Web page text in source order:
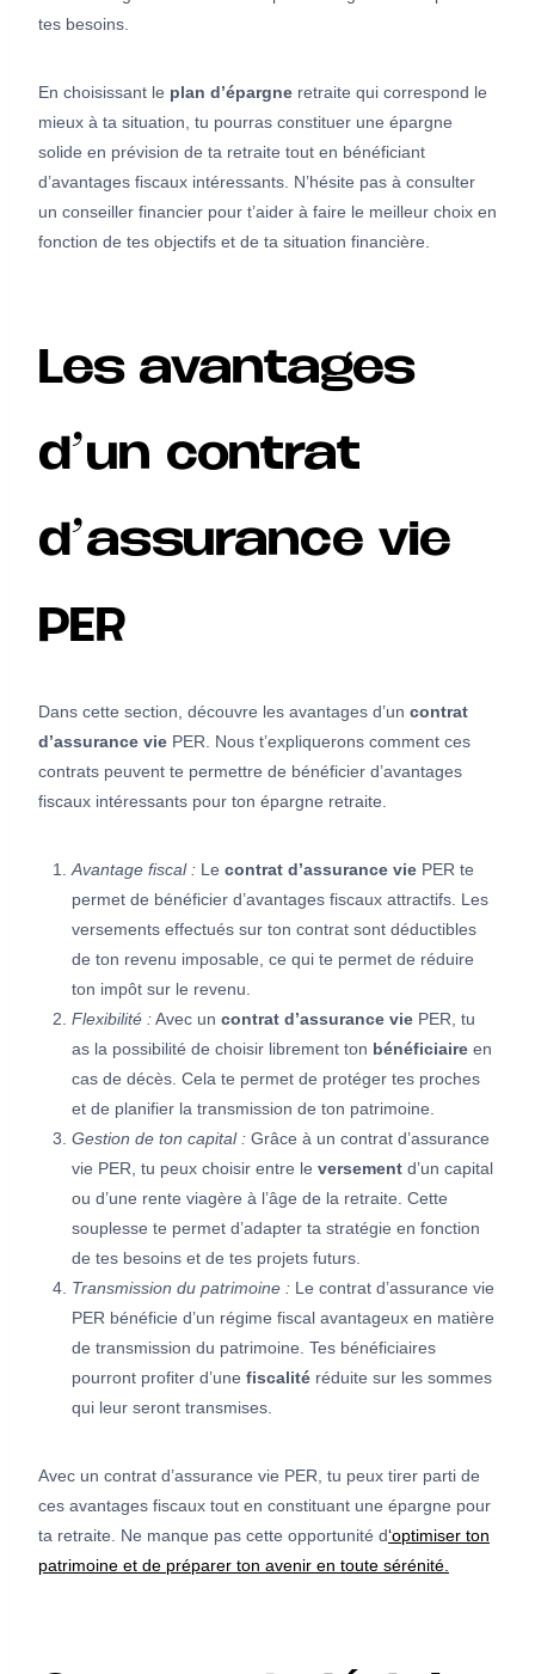
tes besoins.
En choisissant le plan d’épargne retraite qui correspond le
mieux à ta situation, tu pourras constituer une épargne
solide en prévision de ta retraite tout en bénéficiant
d’avantages fiscaux intéressants. N’hésite pas à consulter
un conseiller financier pour t’aider à faire le meilleur choix en
fonction de tes objectifs et de ta situation financière.
Les avantages
d’un contrat
d’assurance vie
PER
Dans cette section, découvre les avantages d’un contrat
d’assurance vie PER. Nous t’expliquerons comment ces
contrats peuvent te permettre de bénéficier d’avantages
fiscaux intéressants pour ton épargne retraite.
Avantage fiscal : Le contrat d’assurance vie PER te
permet de bénéficier d’avantages fiscaux attractifs. Les
versements effectués sur ton contrat sont déductibles
de ton revenu imposable, ce qui te permet de réduire
ton impôt sur le revenu.
Flexibilité :Avec un contrat d’assurance vie PER, tu
as la possibilité de choisir librement ton bénéficiaire en
cas de décès. Cela te permet de protéger tes proches
et de planifier la transmission de ton patrimoine.
Gestion de ton capital : Grâce à un contrat d’assurance
vie PER, tu peux choisir entre le versement d’un capital
ou d’une rente viagère à l’âge de la retraite. Cette
souplesse te permet d’adapter ta stratégie en fonction
de tes besoins et de tes projets futurs.
Transmission du patrimoine : Le contrat d’assurance vie
PER bénéficie d’un régime fiscal avantageux en matière
de transmission du patrimoine. Tes bénéficiaires
pourront profiter d’une fiscalité réduite sur les sommes
qui leur seront transmises.
Avec un contrat d’assurance vie PER, tu peux tirer parti de
ces avantages fiscaux tout en constituant une épargne pour
ta retraite. Ne manque pas cette opportunité d‘optimiser ton
patrimoine et de préparer ton avenir en toute sérénité.